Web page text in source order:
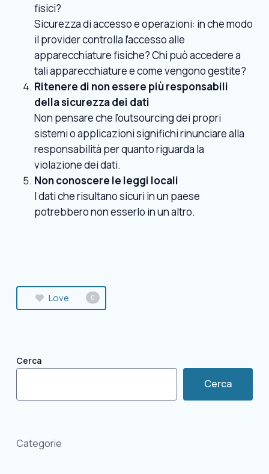
fisici?
Sicurezza di accesso e operazioni: in che modo
il provider controlla l’accesso alle
apparecchiature fisiche? Chi può accedere a
tali apparecchiature e come vengono gestite?
Ritenere di non essere più responsabili
della sicurezza dei dati
Non pensare che l’outsourcing dei propri
sistemi o applicazioni significhi rinunciare alla
responsabilità per quanto riguarda la
violazione dei dati.
Non conoscere le leggi locali
I dati che risultano sicuri in un paese
potrebbero non esserlo in un altro.
Love 0
Cerca
Cerca
Categorie